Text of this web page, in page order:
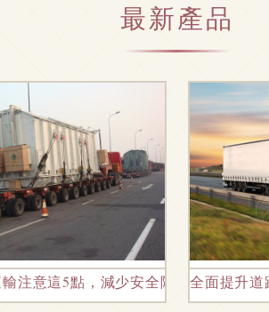
最新產品
注意這5點，減少安全隱患全面提升道